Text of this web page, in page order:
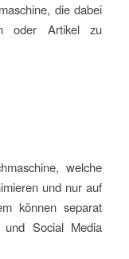
die dabei
oder Artikel zu
welche
und nur auf
können separat
und Social Media